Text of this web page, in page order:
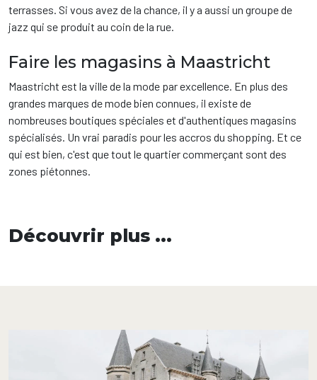
terrasses. Si vous avez de la chance, il y a aussi un groupe de
jazz qui se produit au coin de la rue.
Faire les magasins à Maastricht
Maastricht est la ville de la mode par excellence. En plus des
grandes marques de mode bien connues, il existe de
nombreuses boutiques spéciales et d'authentiques magasins
spécialisés. Un vrai paradis pour les accros du shopping. Et ce
qui est bien, c'est que tout le quartier commerçant sont des
zones piétonnes.
Découvrir plus ...